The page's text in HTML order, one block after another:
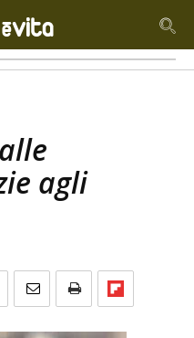
agli